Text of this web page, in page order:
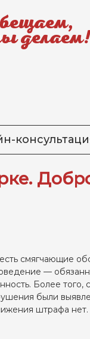
смягчающие
—
Более
были
штрафа нет.